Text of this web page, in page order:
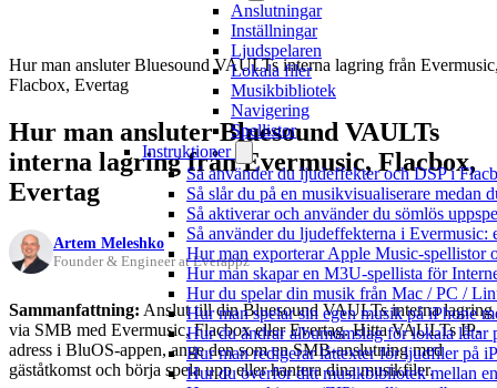
Anslutningar
Inställningar
Ljudspelaren
Lokala filer
Musikbibliotek
Navigering
Spellistor
Instruktioner
Så använder du ljudeffekter och DSP i
Så slår du på en musikvisualiserare medan
Så aktiverar och använder du sömlös
Så använder du ljudeffekterna i
Hur man exporterar Apple Music-spellistor
Hur man skapar en M3U-spellista för
Hur du spelar din musik från Mac / PC /
Hur man spelar sin egen musik på iPhone
Hur du ändrar albumomslag för lokala
Hur man redigerar låttexter för ljudfiler på
Hur du överför ditt musikbibliotek mellan
Hur man ansluter Bluesound VAULTs interna lagring från
Flacbox, Evertag
Hur man ansluter Bluesound VAULTs
interna lagring från Evermusic, Flacbox,
Evertag
Artem Meleshko
Founder & Engineer at Everappz
Sammanfattning: Anslut till din Bluesound VAULTs interna lagring
via SMB med Evermusic, Flacbox eller Evertag. Hitta VAULTs IP-
adress i BluOS-appen, ange den som en SMB-anslutning med
gäståtkomst och börja spela upp eller hantera dina musikfiler.